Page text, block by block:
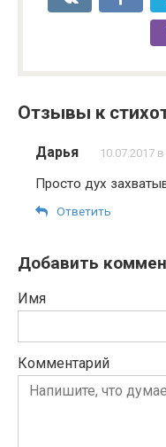
Отзывы к
Дарья 10.07.2017
Просто дух
Ответить
Добавить
Имя
Комментарий